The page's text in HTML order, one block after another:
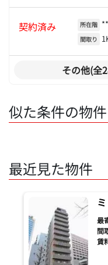
契約済み 所在階
間取り
その他(全
似た条件の物件
最近見た物件
最
間
賃